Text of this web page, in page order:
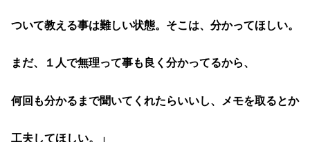
ついて教える事は難しい状態。そこは、分かってほしい。
まだ、１人で無理って事も良く分かってるから、
何回も分かるまで聞いてくれたらいいし、メモを取るとか
工夫してほしい。」